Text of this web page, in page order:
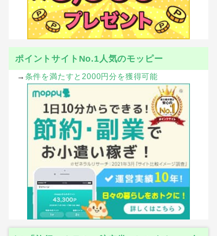
ポイントサイトNo.1人気のモッピー
→ 条件を満たすと2000円分を獲得可能